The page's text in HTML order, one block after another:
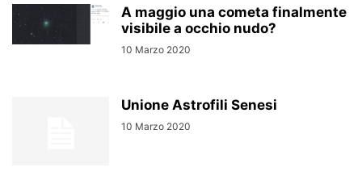
A maggio una cometa finalmente
visibile a occhio nudo?
10 Marzo 2020
Unione Astrofili Senesi
10 Marzo 2020